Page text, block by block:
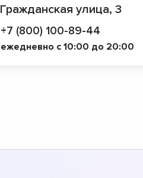
Гражданская улица, 3
+7 (800) 100-89-44
ежедневно с 10:00 до 20:00